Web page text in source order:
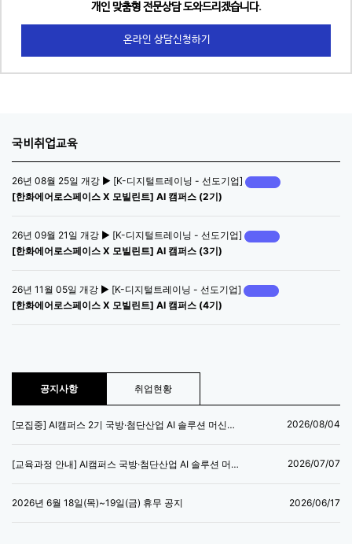
개인 맞춤형 전문상담 도와드리겠습니다.
온라인 상담신청하기
국비취업교육
26년 08월 25일 개강 ▶ [K-디지털트레이닝 - 선도기업]
[한화에어로스페이스 X 모빌린트] AI 캠퍼스 (2기)
26년 09월 21일 개강 ▶ [K-디지털트레이닝 - 선도기업]
[한화에어로스페이스 X 모빌린트] AI 캠퍼스 (3기)
26년 11월 05일 개강 ▶ [K-디지털트레이닝 - 선도기업]
[한화에어로스페이스 X 모빌린트] AI 캠퍼스 (4기)
공지사항 취업현황
[모집중] AI캠퍼스 2기 국방·첨단산업 AI 솔루션 머신러닝 엔지니어 양성과정 2026/08/04
[교육과정 안내] AI캠퍼스 국방·첨단산업 AI 솔루션 머신러닝 엔지니어 양성과정 2026/07/07
2026년 6월 18일(목)~19일(금) 휴무 공지 2026/06/17